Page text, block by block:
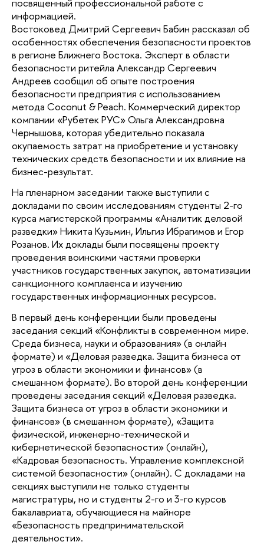
информацией.
Востоковед Дмитрий Сергеевич Бабин рассказал об
особенностях обеспечения безопасности проектов
в регионе Ближнего Востока. Эксперт в области
безопасности ритейла Александр Сергеевич
Андреев сообщил об опыте построения
безопасности предприятия с использованием
метода Coconut & Peach. Коммерческий директор
компании «Рубетек РУС» Ольга Александровна
Чернышова, которая убедительно показала
окупаемость затрат на приобретение и установку
технических средств безопасности и их влияние на
бизнес-результат.
На пленарном заседании также выступили с
докладами по своим исследованиям студенты 2-го
курса магистерской программы «Аналитик деловой
разведки» Никита Кузьмин, Ильгиз Ибрагимов и Егор
Розанов. Их доклады были посвящены проекту
проведения воинскими частями проверки
участников государственных закупок, автоматизации
санкционного комплаенса и изучению
государственных информационных ресурсов.
В первый день конференции были проведены
заседания секций «Конфликты в современном мире.
Среда бизнеса, науки и образования» (в онлайн
формате) и «Деловая разведка. Защита бизнеса от
угроз в области экономики и финансов» (в
смешанном формате). Во второй день конференции
проведены заседания секций «Деловая разведка.
Защита бизнеса от угроз в области экономики и
финансов» (в смешанном формате), «Защита
физической, инженерно-технической и
кибернетической безопасности» (онлайн),
«Кадровая безопасность. Управление комплексной
системой безопасности» (онлайн). С докладами на
секциях выступили не только студенты
магистратуры, но и студенты 2-го и 3-го курсов
бакалавриата, обучающиеся на майноре
«Безопасность предпринимательской
деятельности».